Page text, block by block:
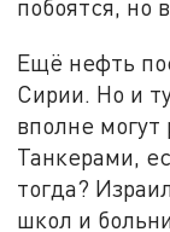
побоятся, но
Ещё нефть
Сирии. Но и
вполне могут
Танкерами,
тогда?
школ и